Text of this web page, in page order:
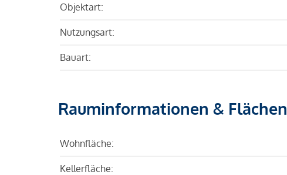
Objektart:
Nutzungsart:
Bauart:
Rauminformationen & Flächen
Wohnfläche:
Kellerfläche: